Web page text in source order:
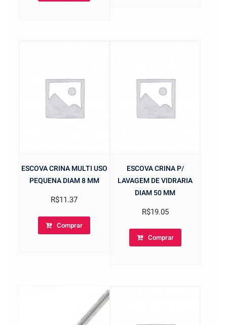
ESCOVA CRINA MULTI USO
PEQUENA DIAM 8 MM
R$11.37
Comprar
ESCOVA CRINA P/
LAVAGEM DE VIDRARIA
DIAM 50 MM
R$19.05
Comprar